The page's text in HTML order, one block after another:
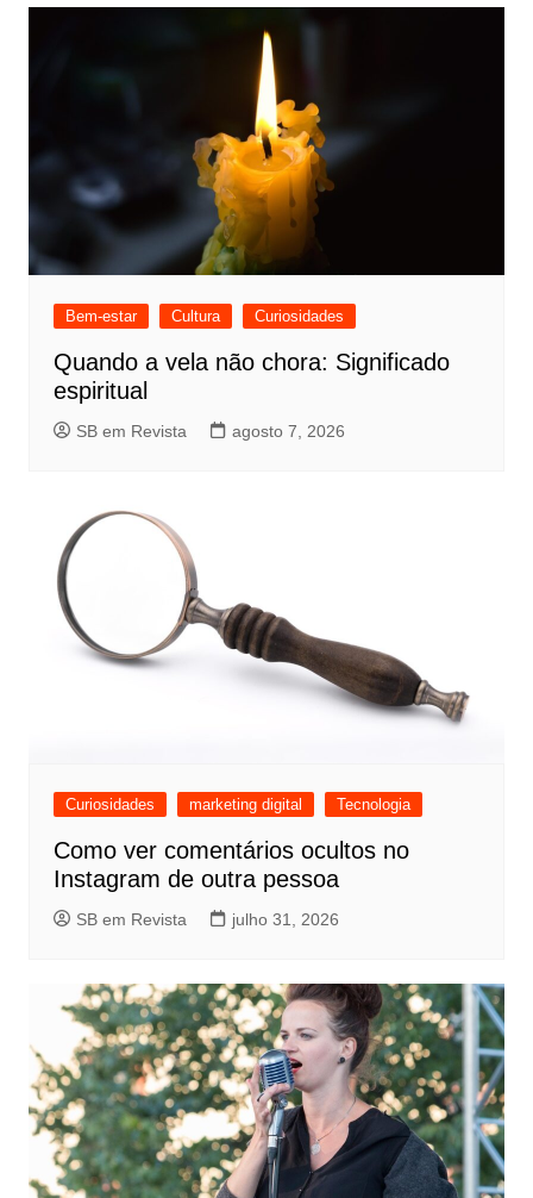
Bem-estar Cultura Curiosidades
Quando a vela não chora: Significado
espiritual
SB em Revista agosto 7, 2026
Curiosidades marketing digital Tecnologia
Como ver comentários ocultos no
Instagram de outra pessoa
SB em Revista julho 31, 2026